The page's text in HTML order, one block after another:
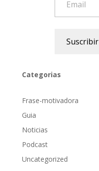
Suscribir
Categorias
Frase-motivadora
Guia
Noticias
Podcast
Uncategorized